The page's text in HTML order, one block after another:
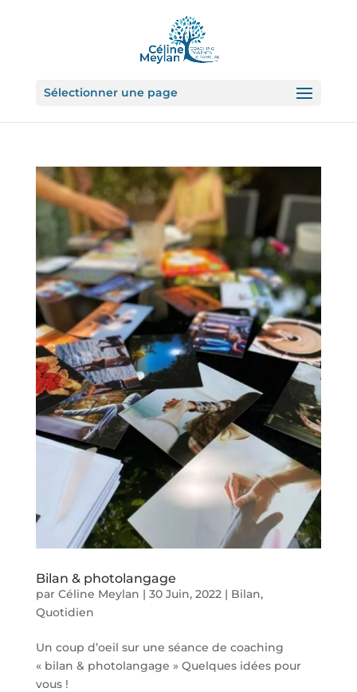
Sélectionner une page
Bilan & photolangage
par Céline Meylan | 30 Juin, 2022 | Bilan,
Quotidien
Un coup d’oeil sur une séance de coaching
« bilan & photolangage » Quelques idées pour
vous !